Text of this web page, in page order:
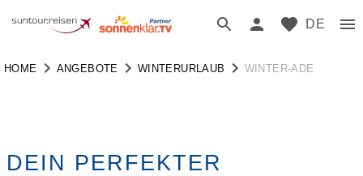
DE
HOME ANGEBOTE WINTERURLAUB WINTER-ADE
DEIN PERFEKTER